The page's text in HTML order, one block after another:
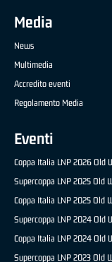
Media
News
Multimedia
Accredito eventi
Regolamento Media
Eventi
Coppa Italia LNP 2026 Old
Supercoppa LNP 2025 Old
Coppa Italia LNP 2025 Old
Supercoppa LNP 2024 Old
Coppa Italia LNP 2024 Old
Supercoppa LNP 2023 Old